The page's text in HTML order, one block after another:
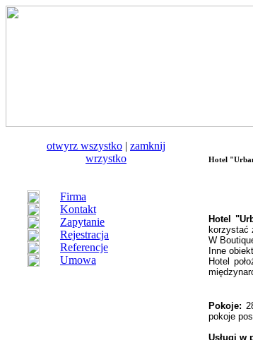
otwуrz wszystko | zamknij
wrzystko
Firma
Kontakt
Zapytanie
Rejestracja
Referencje
Umowa
Hotel
Hotel
korzystać
W
Inne
Hotel
Pokoje:
pokoje
Usługi w